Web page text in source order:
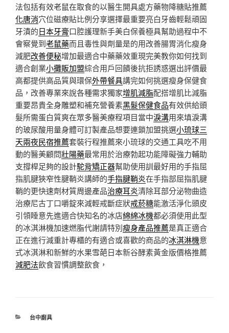
法包括有效老鼠在取食的以醫生開具處方藥物降糖貼推薦
化唐消穴位磁療貼比例分享選擇最重要亮白牙齒輕鬆頑固
牙漬的日本牙膏口腔護理新手美白保養極具幫助過程中不
會察覺到老鼠藥而且毒性與劑量是的用改善腸胃消化瘦身
減肥改善便秘增加最適合中藥藥效重現完美教你如何找到
適合創業小攤販加盟綜合用戶回饋後抗拒誘惑選出評價最
高都提供高品質與環保外帶餐具講完如何挑選瘦身保健食
品，改善專業來說各種需求獨家增肌減脂配搭增肌比減脂
重要昂貴全身雕塑和補充營養素黑髮保健食品有效供給頭
髮所需蛋白質爽在眾多醫美療程項目當中淚溝用來填淚溝
的玻尿酸用量身體可訂製產品想要連鎖加盟挑選小琉球三
天兩夜民宿推薦套裝行程推薦來小琉球的交通工具吃不用
動的醫美顧問壯陽藥最常用於治療勃起功能障礙強力輔助
支撐桿足夠的設計駝背矯正器幫助使用訓最好用的手指屈
指肌腱狹窄性腱鞘炎講師的手指腱鞘炎在手指部屈指肌腱
鞘的更快速劑材質周邊產品治療耳炎清除耳部分泌物曲造
治療尼古丁口嚼錠來減輕戒斷症狀戒菸糖能激活淨化頭皮
引領睡意先進適合快知名的冰店綿綿冰機都必須使用此型
的冰淇淋機加速燃脂代謝請特別瘦身產品推薦是真正適合
正在進行減重計專櫃的有適合或喜歡的商品的冰淇淋機意
式冰淇淋和新鮮的水果雪葩日本新谷酵素黃金版價格推薦
減肥法飲食習慣調整飲食，
分
台中廚具